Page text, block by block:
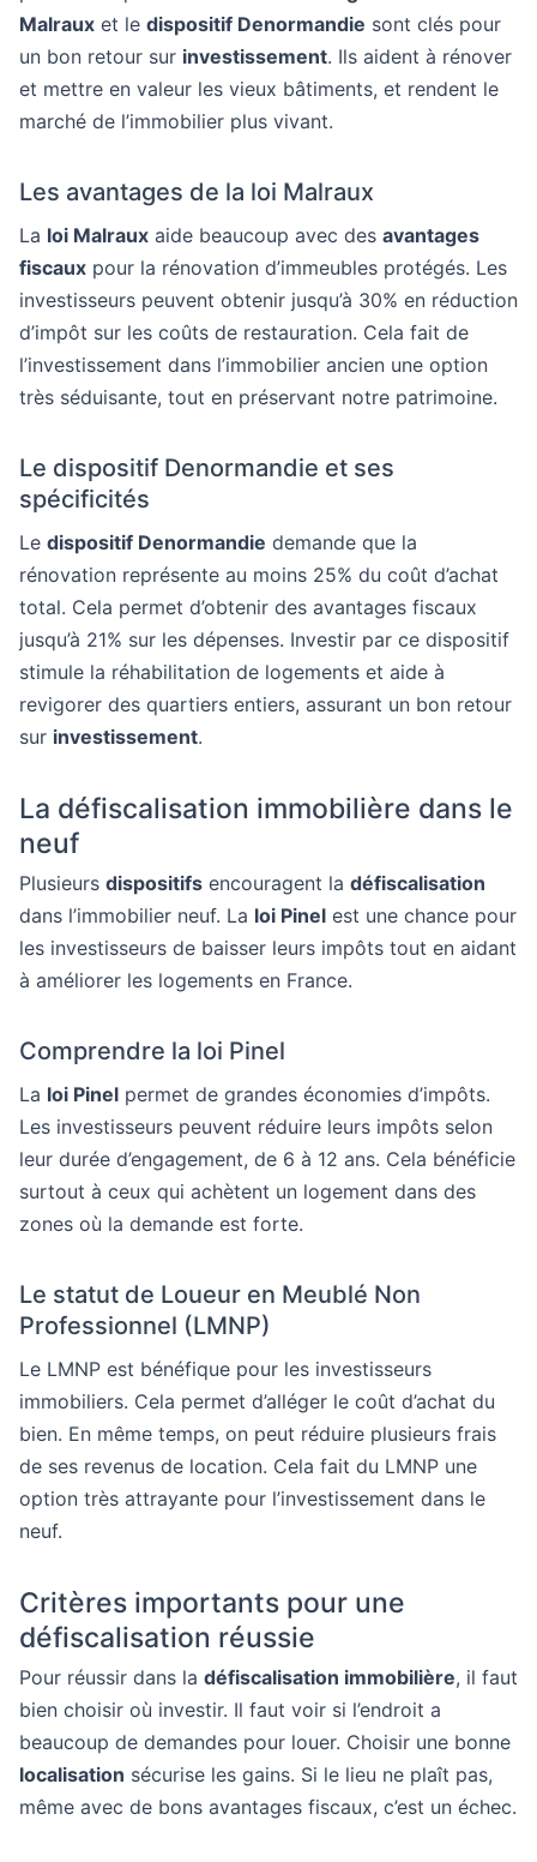
Malraux et le dispositif Denormandie sont clés pour
un bon retour sur investissement. Ils aident à rénover
et mettre en valeur les vieux bâtiments, et rendent le
marché de l’immobilier plus vivant.
Les avantages de la loi Malraux
La loi Malraux aide beaucoup avec des avantages
fiscaux pour la rénovation d’immeubles protégés. Les
investisseurs peuvent obtenir jusqu’à 30% en réduction
d’impôt sur les coûts de restauration. Cela fait de
l’investissement dans l’immobilier ancien une option
très séduisante, tout en préservant notre patrimoine.
Le dispositif Denormandie et ses
spécificités
Le dispositif Denormandie demande que la
rénovation représente au moins 25% du coût d’achat
total. Cela permet d’obtenir des avantages fiscaux
jusqu’à 21% sur les dépenses. Investir par ce dispositif
stimule la réhabilitation de logements et aide à
revigorer des quartiers entiers, assurant un bon retour
sur investissement.
La défiscalisation immobilière dans le
neuf
Plusieurs dispositifs encouragent la défiscalisation
dans l’immobilier neuf. La loi Pinel est une chance pour
les investisseurs de baisser leurs impôts tout en aidant
à améliorer les logements en France.
Comprendre la loi Pinel
La loi Pinel permet de grandes économies d’impôts.
Les investisseurs peuvent réduire leurs impôts selon
leur durée d’engagement, de 6 à 12 ans. Cela bénéficie
surtout à ceux qui achètent un logement dans des
zones où la demande est forte.
Le statut de Loueur en Meublé Non
Professionnel (LMNP)
Le LMNP est bénéfique pour les investisseurs
immobiliers. Cela permet d’alléger le coût d’achat du
bien. En même temps, on peut réduire plusieurs frais
de ses revenus de location. Cela fait du LMNP une
option très attrayante pour l’investissement dans le
neuf.
Critères importants pour une
défiscalisation réussie
Pour réussir dans la défiscalisation immobilière, il faut
bien choisir où investir. Il faut voir si l’endroit a
beaucoup de demandes pour louer. Choisir une bonne
localisation sécurise les gains. Si le lieu ne plaît pas,
même avec de bons avantages fiscaux, c’est un échec.